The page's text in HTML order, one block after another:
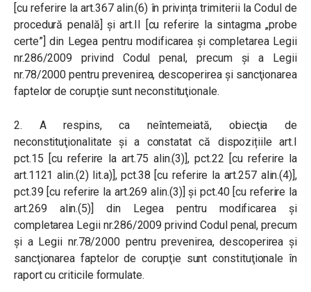
[cu referire la art.367 alin.(6) în privința trimiterii la Codul de
procedură penală] și art.II [cu referire la sintagma „probe
certe”] din Legea pentru modificarea și completarea Legii
nr.286/2009 privind Codul penal, precum şi a Legii
nr.78/2000 pentru prevenirea, descoperirea şi sancţionarea
faptelor de corupţie sunt neconstituţionale.
2. A respins, ca neîntemeiată, obiecţia de
neconstituţionalitate şi a constatat că dispozițiile art.I
pct.15 [cu referire la art.75 alin.(3)], pct.22 [cu referire la
art.1121 alin.(2) lit.a)], pct.38 [cu referire la art.257 alin.(4)],
pct.39 [cu referire la art.269 alin.(3)] și pct.40 [cu referire la
art.269 alin.(5)] din Legea pentru modificarea și
completarea Legii nr.286/2009 privind Codul penal, precum
şi a Legii nr.78/2000 pentru prevenirea, descoperirea şi
sancţionarea faptelor de corupţie sunt constituţionale în
raport cu criticile formulate.